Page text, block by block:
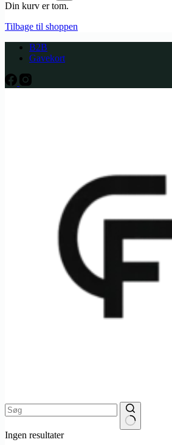
Din kurv er tom.
Tilbage til shoppen
B2B
Gavekort
Ingen resultater